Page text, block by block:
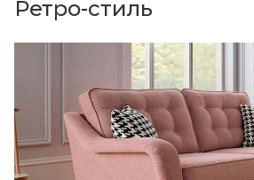
Ретро-стиль